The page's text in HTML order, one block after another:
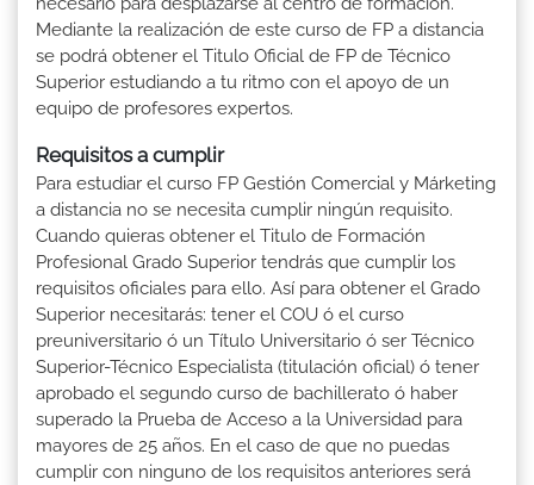
Mediante la realización de este curso de FP a distancia
se podrá obtener el Titulo Oficial de FP de Técnico
Superior estudiando a tu ritmo con el apoyo de un
equipo de profesores expertos.
Requisitos a cumplir
Para estudiar el curso FP Gestión Comercial y Márketing
a distancia no se necesita cumplir ningún requisito.
Cuando quieras obtener el Titulo de Formación
Profesional Grado Superior tendrás que cumplir los
requisitos oficiales para ello. Así para obtener el Grado
Superior necesitarás: tener el COU ó el curso
preuniversitario ó un Título Universitario ó ser Técnico
Superior-Técnico Especialista (titulación oficial) ó tener
aprobado el segundo curso de bachillerato ó haber
superado la Prueba de Acceso a la Universidad para
mayores de 25 años. En el caso de que no puedas
cumplir con ninguno de los requisitos anteriores será